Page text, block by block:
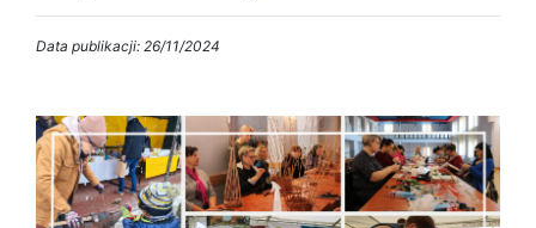
Data publikacji: 26/11/2024